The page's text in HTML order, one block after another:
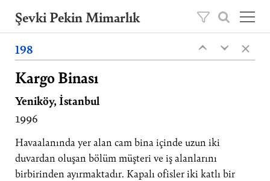
Şevki Pekin Mimarlık
mimarlık ofisini, 2020 yılından itibaren oğlu
Ömer Pekin yönetmektedir.
Projeler
Hakkımızda
Yayınlar
İletişim
198 ‹
‹ ×
Kargo Binası
Yeniköy, İstanbul
1996
Havaalanında yer alan cam bina içinde uzun iki
duvardan oluşan bölüm müşteri ve iş alanlarını
birbirinden ayırmaktadır. Kapalı ofisler iki katlı bir